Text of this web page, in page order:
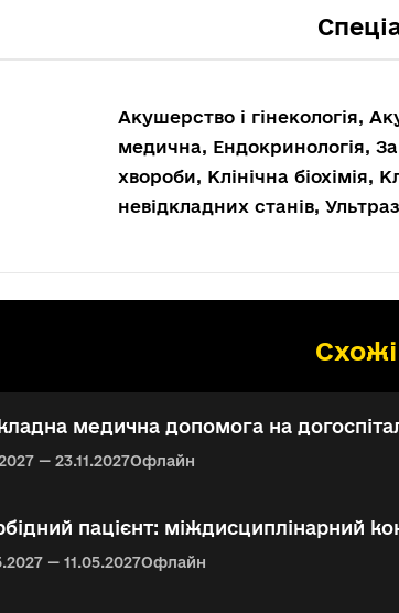
Акушерство і гінекологія,
медична, Ендокринологія,
хвороби, Клінічна біохімія,
невідкладних станів,
медична допомога на
— 23.11.2027Офлайн
пацієнт: міждисциплінарний
— 11.05.2027Офлайн